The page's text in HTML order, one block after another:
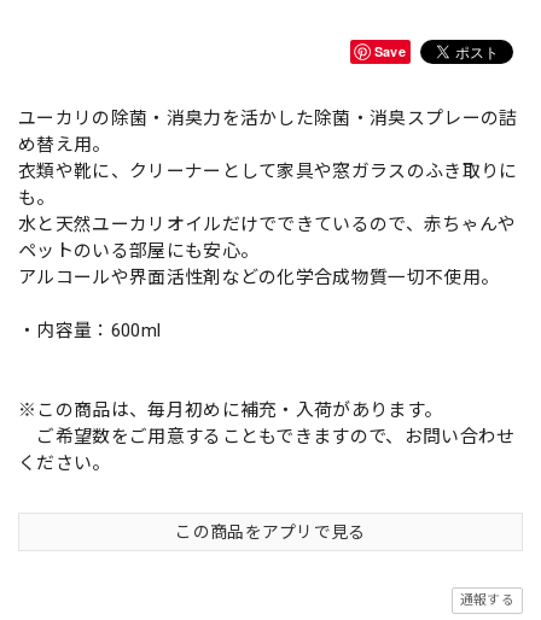
Save
ユーカリの除菌・消臭力を活かした除菌・消臭スプレーの詰
め替え用。
衣類や靴に、クリーナーとして家具や窓ガラスのふき取りに
も。
水と天然ユーカリオイルだけでできているので、赤ちゃんや
ペットのいる部屋にも安心。
アルコールや界面活性剤などの化学合成物質一切不使用。
・内容量：600ml
※この商品は、毎月初めに補充・入荷があります。
ご希望数をご用意することもできますので、お問い合わせ
ください。
この商品をアプリで見る
通報する